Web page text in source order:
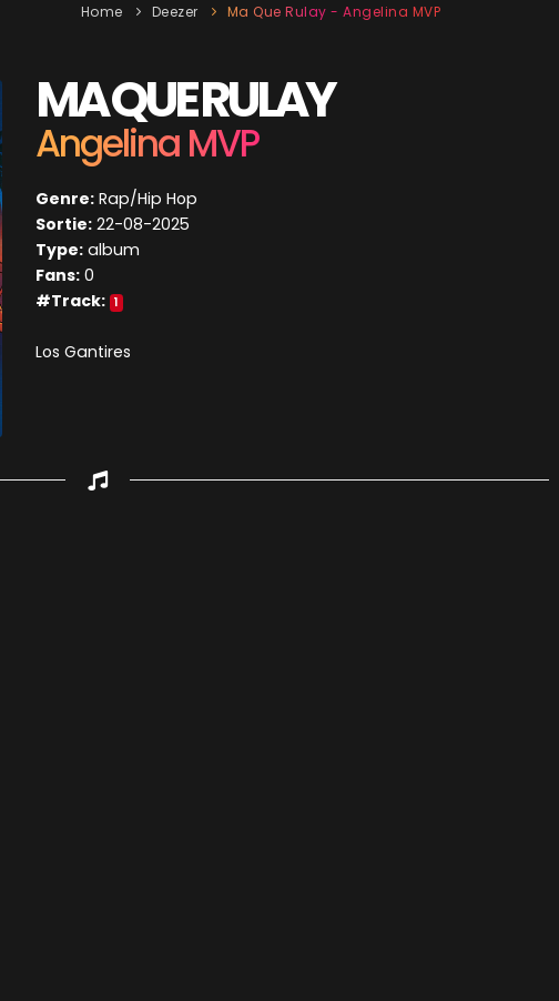
Home Deezer Ma Que Rulay - Angelina MVP
MA QUE RULAY
Angelina MVP
Genre: Rap/Hip Hop
Sortie: 22-08-2025
Type: album
Fans: 0
#Track: 1
Los Gantires